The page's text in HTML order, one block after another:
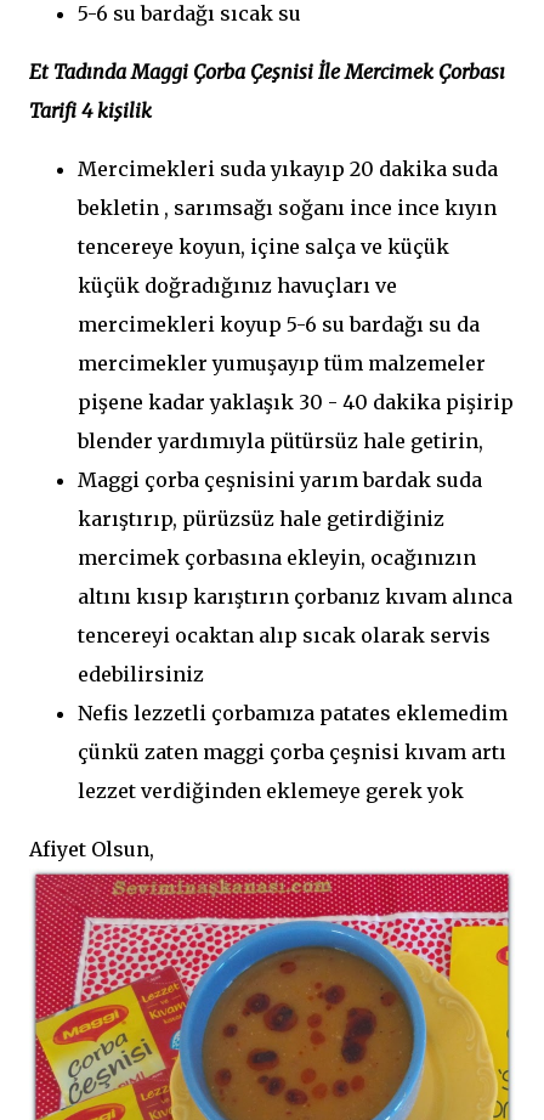
5-6 su bardağı sıcak su
Et Tadında Maggi Çorba Çeşnisi İle Mercimek Çorbası
Tarifi 4 kişilik
Mercimekleri suda yıkayıp 20 dakika suda
bekletin , sarımsağı soğanı ince ince kıyın
tencereye koyun, içine salça ve küçük
küçük doğradığınız havuçları ve
mercimekleri koyup 5-6 su bardağı su da
mercimekler yumuşayıp tüm malzemeler
pişene kadar yaklaşık 30 - 40 dakika pişirip
blender yardımıyla pütürsüz hale getirin,
Maggi çorba çeşnisini yarım bardak suda
karıştırıp, pürüzsüz hale getirdiğiniz
mercimek çorbasına ekleyin, ocağınızın
altını kısıp karıştırın çorbanız kıvam alınca
tencereyi ocaktan alıp sıcak olarak servis
edebilirsiniz
Nefis lezzetli çorbamıza patates eklemedim
çünkü zaten maggi çorba çeşnisi kıvam artı
lezzet verdiğinden eklemeye gerek yok
Afiyet Olsun,